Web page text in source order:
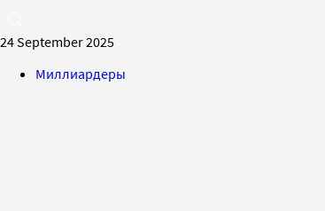
24 September 2025
Миллиардеры